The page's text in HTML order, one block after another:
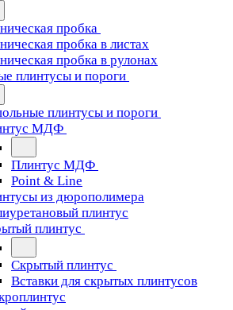
пробка
пробка в листах
пробка в рулонах
плинтусы и пороги
плинтусы и пороги
МДФ
Плинтус МДФ
Point & Line
из дюрополимера
плинтус
плинтус
Скрытый плинтус
Вставки для скрытых плинтусов